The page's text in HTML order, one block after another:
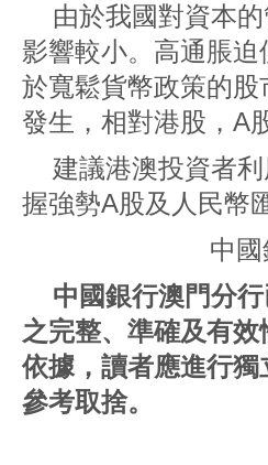
由於我國對資本
影響較小。高通脹
於寬鬆貨幣政策的
發生，相對港股，A
建議港澳投資者
握強勢A股及人民幣
中
中國銀行澳門分
之完整、準確及有
依據，讀者應進行
參考取捨。